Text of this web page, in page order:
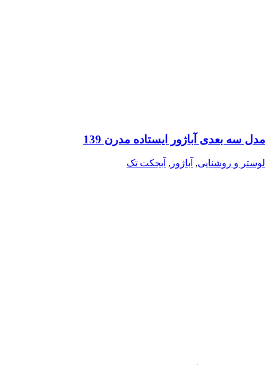
مدل سه بعدی آباژور ایستاده مدرن 139
لوستر و روشنایی, آباژور , آبجکت تک